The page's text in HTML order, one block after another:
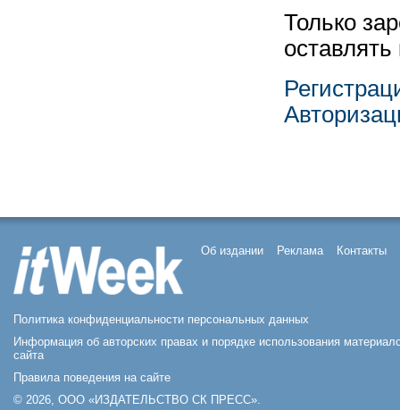
Только
Об издании Реклама Контакты
Политика конфиденциальности персональных данных
Информация об авторских правах и порядке использования
сайта
Правила поведения на сайте
© 2026, ООО «ИЗДАТЕЛЬСТВО СК ПРЕСС».